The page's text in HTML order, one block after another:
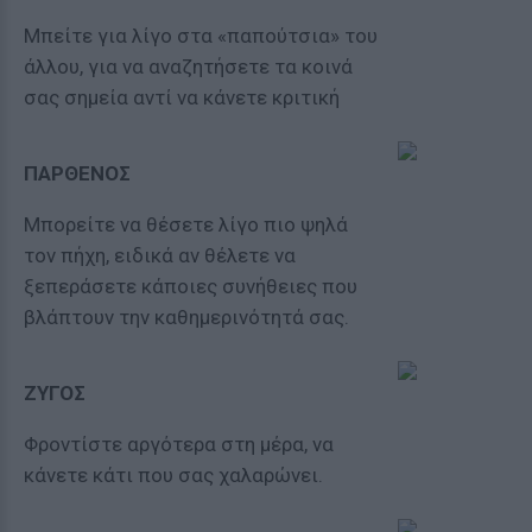
Μπείτε για λίγο στα «παπούτσια» του
άλλου, για να αναζητήσετε τα κοινά
σας σημεία αντί να κάνετε κριτική
ΠΑΡΘΕΝΟΣ
Μπορείτε να θέσετε λίγο πιο ψηλά
τον πήχη, ειδικά αν θέλετε να
ξεπεράσετε κάποιες συνήθειες που
βλάπτουν την καθημερινότητά σας.
ΖΥΓΟΣ
Φροντίστε αργότερα στη μέρα, να
κάνετε κάτι που σας χαλαρώνει.